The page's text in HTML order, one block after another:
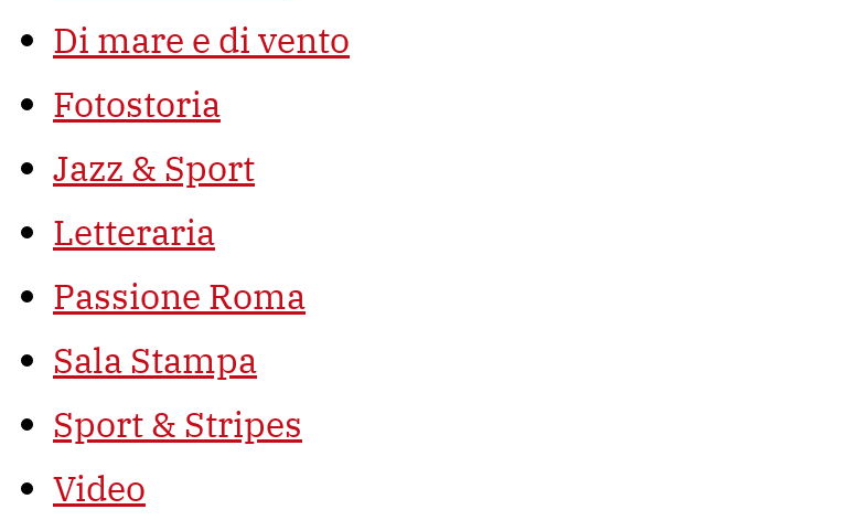
Di mare e di vento
Fotostoria
Jazz & Sport
Letteraria
Passione Roma
Sala Stampa
Sport & Stripes
Video